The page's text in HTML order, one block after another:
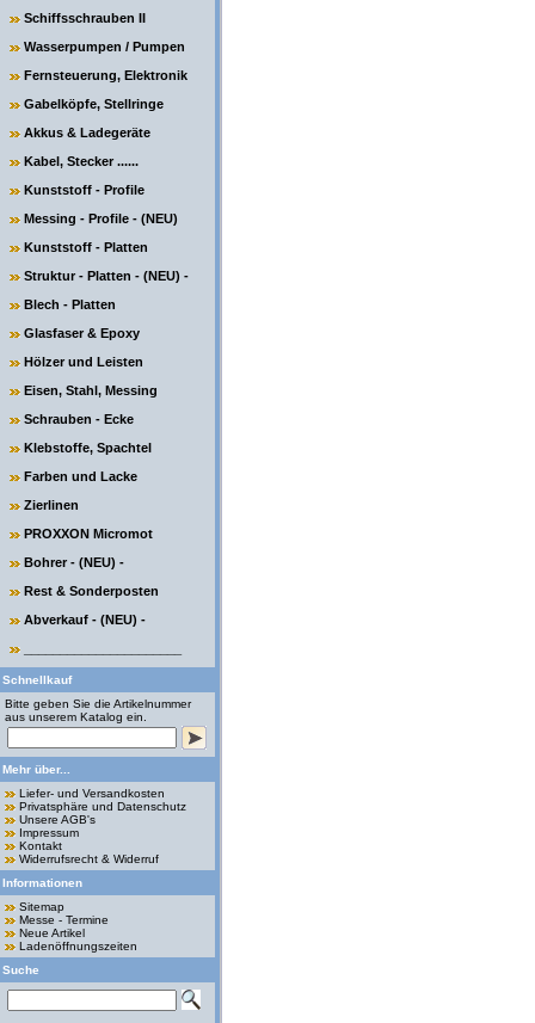
Schiffsschrauben II
Wasserpumpen / Pumpen
Fernsteuerung, Elektronik
Gabelköpfe, Stellringe
Akkus & Ladegeräte
Kabel, Stecker ......
Kunststoff - Profile
Messing - Profile - (NEU)
Kunststoff - Platten
Struktur - Platten - (NEU) -
Blech - Platten
Glasfaser & Epoxy
Hölzer und Leisten
Eisen, Stahl, Messing
Schrauben - Ecke
Klebstoffe, Spachtel
Farben und Lacke
Zierlinen
PROXXON Micromot
Bohrer - (NEU) -
Rest & Sonderposten
Abverkauf - (NEU) -
Schnellkauf
Bitte geben Sie die Artikelnummer
aus unserem Katalog ein.
Mehr über...
Liefer- und Versandkosten
Privatsphäre und Datenschutz
Unsere AGB's
Impressum
Kontakt
Widerrufsrecht & Widerruf
Informationen
Sitemap
Messe - Termine
Neue Artikel
Ladenöffnungszeiten
Suche